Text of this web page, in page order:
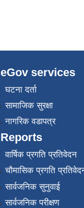
eGov services
घटना दर्ता
सामाजिक सुरक्षा
नागरिक वडापत्र
Reports
वार्षिक प्रगति प्रतिवेदन
चौमासिक प्रगति
सार्वजनिक सुनुवाई
सार्वजनिक परीक्षण